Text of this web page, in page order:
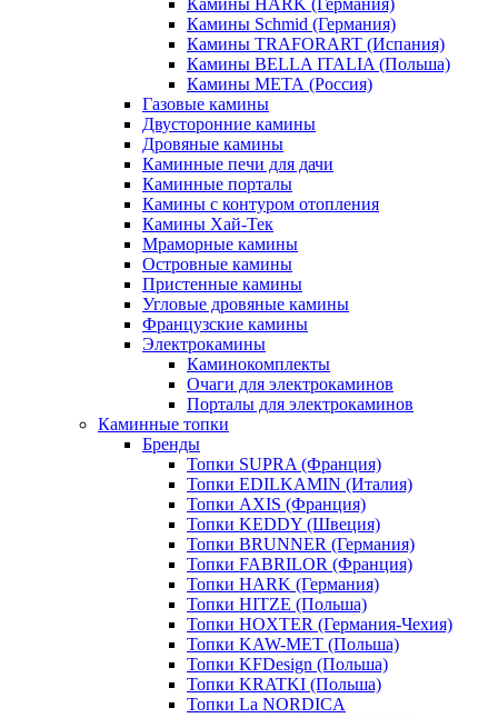
Камины HARK (Германия)
Камины Schmid (Германия)
Камины TRAFORART (Испания)
Камины BELLA ITALIA (Польша)
Камины МЕТА (Россия)
Газовые камины
Двусторонние камины
Дровяные камины
Каминные печи для дачи
Каминные порталы
Камины с контуром отопления
Камины Хай-Тек
Мраморные камины
Островные камины
Пристенные камины
Угловые дровяные камины
Французские камины
Электрокамины
Каминокомплекты
Очаги для электрокаминов
Порталы для электрокаминов
Каминные топки
Бренды
Топки SUPRA (Франция)
Топки EDILKAMIN (Италия)
Топки AXIS (Франция)
Топки KEDDY (Швеция)
Топки BRUNNER (Германия)
Топки FABRILOR (Франция)
Топки HARK (Германия)
Топки HITZE (Польша)
Топки HOXTER (Германия-Чехия)
Топки KAW-MET (Польша)
Топки KFDesign (Польша)
Топки KRATKI (Польша)
Топки La NORDICA